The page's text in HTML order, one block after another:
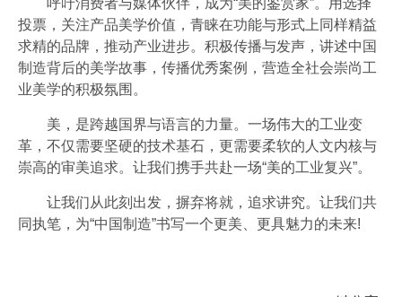
投票，关注产品美学价值，青睐在功能与形式上同样精益
求精的品牌，推动产业进步。积极传播与发声，讲述中国
制造背后的美学故事，传播优秀案例，营造全社会崇尚工
业美学的积极氛围。
美，是跨越国界与语言的力量。一场伟大的工业变
革，不仅需要坚硬的技术基石，更需要柔软的人文内核与
崇高的审美追求。让我们携手共赴一场“美的工业复兴”。
让我们从此刻出发，摒弃将就，追求讲究。让我们共
同执笔，为“中国制造”书写一个更美、更具魅力的未来!